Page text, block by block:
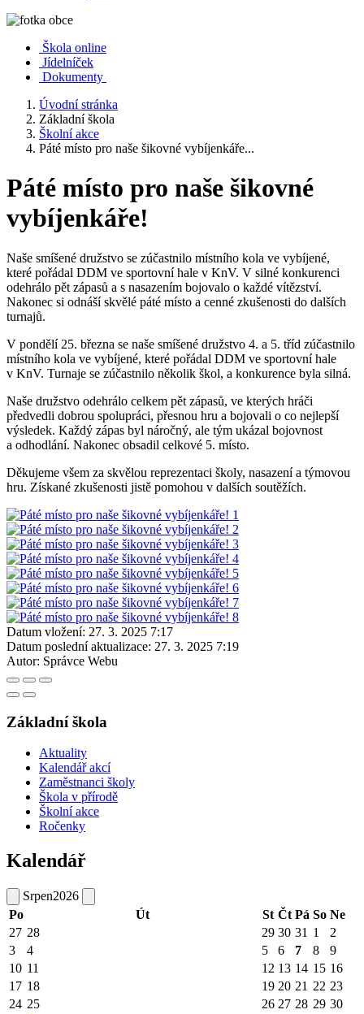
Škola online
Jídelníček
Dokumenty
Úvodní stránka
Základní škola
Školní akce
Páté místo pro naše šikovné vybíjenkáře...
Páté místo pro naše šikovné
vybíjenkáře!
Naše smíšené družstvo se zúčastnilo místního kola ve vybíjené,
které pořádal DDM ve sportovní hale v KnV. V silné konkurenci
odehrálo pět zápasů a s nasazením bojovalo o každé vítězství.
Nakonec si odnáší skvělé páté místo a cenné zkušenosti do dalších
turnajů.
V pondělí 25. března se naše smíšené družstvo 4. a 5. tříd zúčastnilo
místního kola ve vybíjené, které pořádal DDM ve sportovní hale
v KnV. Turnaje se zúčastnilo několik škol, a konkurence byla silná.
Naše družstvo odehrálo celkem pět zápasů, ve kterých hráči
předvedli dobrou spolupráci, přesnou hru a bojovali o co nejlepší
výsledek. Každý zápas byl náročný, ale tým ukázal bojovnost
a odhodlání. Nakonec obsadil celkové 5. místo.
Děkujeme všem za skvělou reprezentaci školy, nasazení a týmovou
hru. Získané zkušenosti jistě pomohou v dalších soutěžích.
Datum vložení: 27. 3. 2025 7:17
Datum poslední aktualizace: 27. 3. 2025 7:19
Autor: Správce Webu
Základní škola
Aktuality
Kalendář akcí
Zaměstnanci školy
Škola v přírodě
Školní akce
Ročenky
Kalendář
Srpen2026
Po
Út St Čt Pá So Ne
27 28 29 30 31 1
2
3
4 5 6 7 8
9
10 11 12 13 14 15 16
17 18 19 20 21 22 23
24 25 26 27 28 29 30